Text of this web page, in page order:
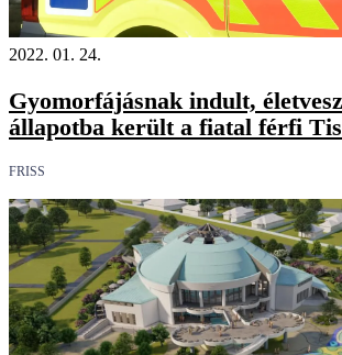
2022. 01. 24.
Gyomorfájásnak indult,
állapotba került a fiatal férfi
FRISS